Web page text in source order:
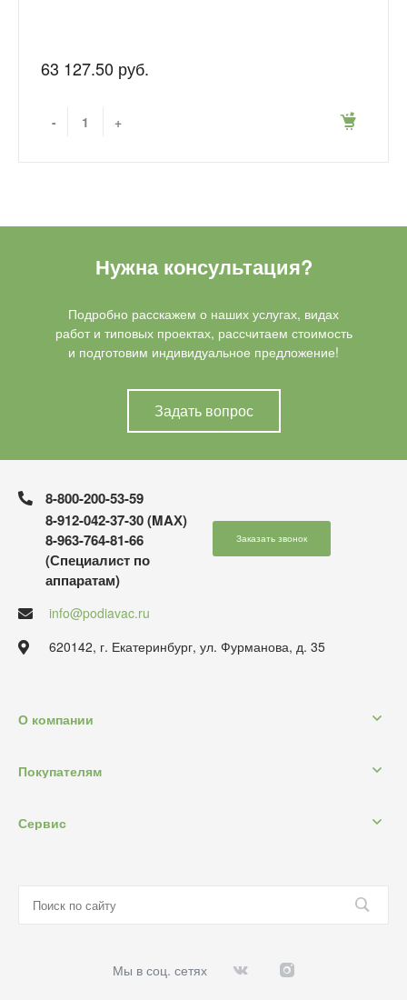
63 127.50 руб.
- +
Нужна консультация?
Подробно расскажем о наших услугах, видах
работ и типовых проектах, рассчитаем стоимость
и подготовим индивидуальное предложение!
Задать вопрос
8-800-200-53-59
8-912-042-37-30 (MAХ)
8-963-764-81-66
(Специалист по
аппаратам)
Заказать звонок
info@podiavac.ru
620142, г. Екатеринбург, ул. Фурманова, д. 35
О компании
Покупателям
Сервис
Мы в соц. сетях